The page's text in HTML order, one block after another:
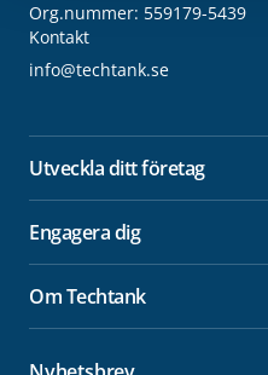
Org.nummer: 559179-5439
Kontakt
info@techtank.se
Utveckla ditt företag
Engagera dig
Om Techtank